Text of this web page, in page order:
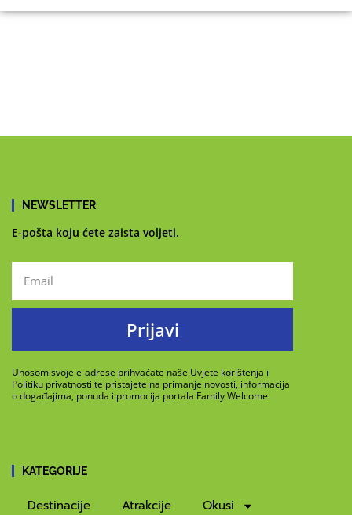
NEWSLETTER
E-pošta koju ćete zaista voljeti.
Prijavi
Unosom svoje e-adrese prihvaćate naše Uvjete korištenja i
Politiku privatnosti te pristajete na primanje novosti, informacija
o događajima, ponuda i promocija portala Family Welcome.
KATEGORIJE
Destinacije Atrakcije
Okusi